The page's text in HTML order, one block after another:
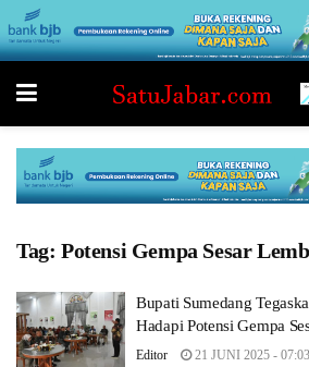
Tag: Potensi Gempa Sesar
Bupati Sumedang
Hadapi Potensi Gempa
Editor 21 JUNI 2025 - 07:03